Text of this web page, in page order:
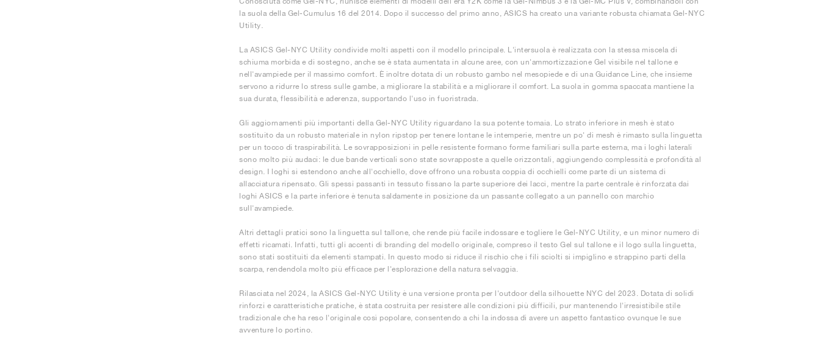
la suola della Gel-Cumulus 16 del 2014. Dopo il successo del primo anno, ASICS ha creato una variante robusta chiamata Gel-NYC
Utility.
La ASICS Gel-NYC Utility condivide molti aspetti con il modello principale. L'intersuola è realizzata con la stessa miscela di
schiuma morbida e di sostegno, anche se è stata aumentata in alcune aree, con un'ammortizzazione Gel visibile nel tallone e
nell'avampiede per il massimo comfort. È inoltre dotata di un robusto gambo nel mesopiede e di una Guidance Line, che insieme
servono a ridurre lo stress sulle gambe, a migliorare la stabilità e a migliorare il comfort. La suola in gomma spaccata mantiene la
sua durata, flessibilità e aderenza, supportando l'uso in fuoristrada.
Gli aggiornamenti più importanti della Gel-NYC Utility riguardano la sua potente tomaia. Lo strato inferiore in mesh è stato
sostituito da un robusto materiale in nylon ripstop per tenere lontane le intemperie, mentre un po' di mesh è rimasto sulla linguetta
per un tocco di traspirabilità. Le sovrapposizioni in pelle resistente formano forme familiari sulla parte esterna, ma i loghi laterali
sono molto più audaci: le due bande verticali sono state sovrapposte a quelle orizzontali, aggiungendo complessità e profondità al
design. I loghi si estendono anche all'occhiello, dove offrono una robusta coppia di occhielli come parte di un sistema di
allacciatura ripensato. Gli spessi passanti in tessuto fissano la parte superiore dei lacci, mentre la parte centrale è rinforzata dai
loghi ASICS e la parte inferiore è tenuta saldamente in posizione da un passante collegato a un pannello con marchio
sull'avampiede.
Altri dettagli pratici sono la linguetta sul tallone, che rende più facile indossare e togliere le Gel-NYC Utility, e un minor numero di
effetti ricamati. Infatti, tutti gli accenti di branding del modello originale, compreso il testo Gel sul tallone e il logo sulla linguetta,
sono stati sostituiti da elementi stampati. In questo modo si riduce il rischio che i fili sciolti si impiglino e strappino parti della
scarpa, rendendola molto più efficace per l'esplorazione della natura selvaggia.
Rilasciata nel 2024, la ASICS Gel-NYC Utility è una versione pronta per l'outdoor della silhouette NYC del 2023. Dotata di solidi
rinforzi e caratteristiche pratiche, è stata costruita per resistere alle condizioni più difficili, pur mantenendo l'irresistibile stile
tradizionale che ha reso l'originale così popolare, consentendo a chi la indossa di avere un aspetto fantastico ovunque le sue
avventure lo portino.